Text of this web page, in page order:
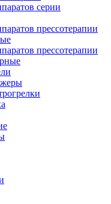
серии
прессотерапии
прессотерапии